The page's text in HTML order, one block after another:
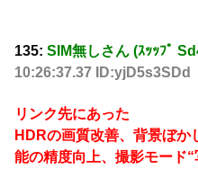
135: SIM無しさん (ｽｯｯﾌﾟ
10:26:37.37 ID:yjD5s3SDd
リンク先にあった
HDRの画質改善、背景ぼ
能の精度向上、撮影モード“